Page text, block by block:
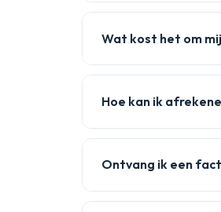
Wat kost het om
Hoe kan ik
Ontvang ik een